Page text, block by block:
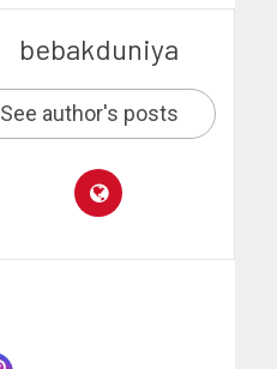
bebakduniya
See author's posts